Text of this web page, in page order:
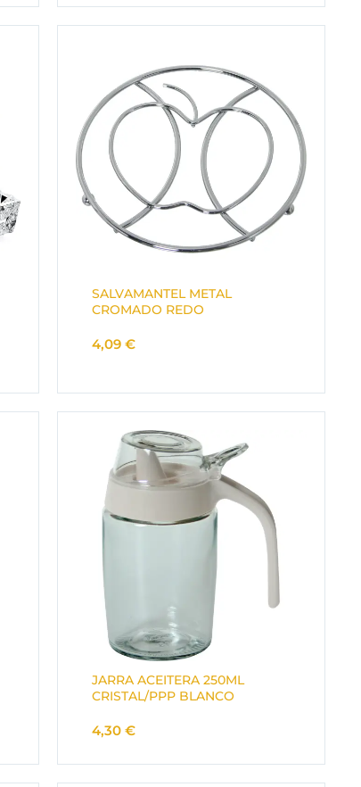
SALVAMANTEL METAL
CROMADO REDO
4,09 €
JARRA ACEITERA 250ML
CRISTAL/PPP BLANCO
4,30 €